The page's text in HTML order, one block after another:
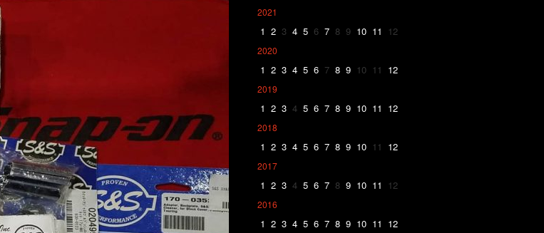
2021
1 2 3 4 5 6 7 8 9 10 11 12
2020
1 2 3 4 5 6 7 8 9 10 11 12
2019
1 2 3 4 5 6 7 8 9 10 11 12
2018
1 2 3 4 5 6 7 8 9 10 11 12
2017
1 2 3 4 5 6 7 8 9 10 11 12
2016
1 2 3 4 5 6 7 8 9 10 11 12